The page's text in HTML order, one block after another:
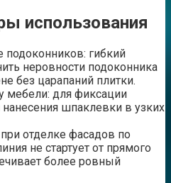
использования
подоконников: гибкий
неровности подоконника
без царапаний плитки.
мебели: для фиксации
шпаклевки в узких
отделке фасадов по
не стартует от прямого
более ровный